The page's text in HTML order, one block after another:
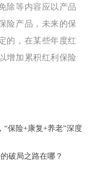
除等内容应以产品
险产品，未来的保
的，在某些年度红
增加累积红利保险
保险+康复+养老”深度
破局之路在哪？